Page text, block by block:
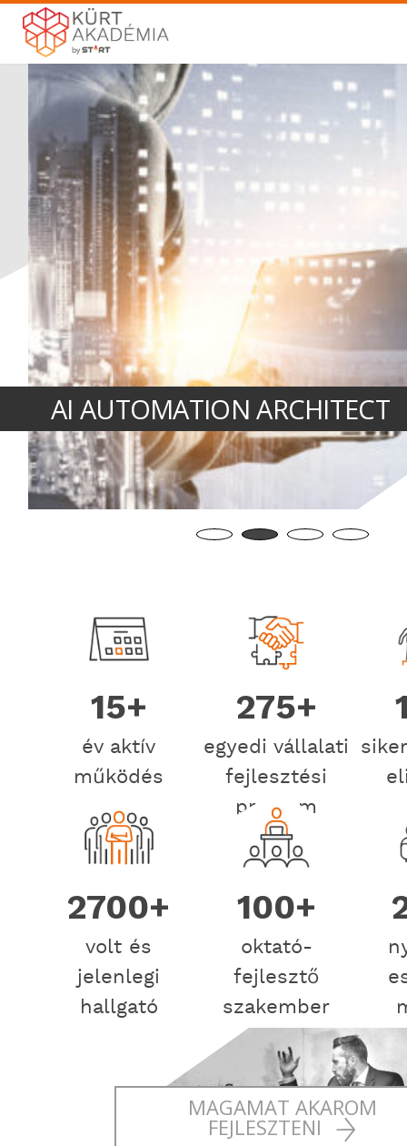
ALKALMAZOTT AGENTIC AI
A CHATGPT-N TÚL: ÉPÍTS OLYAN AI
AMELYEK NEM CSAK BESZÉLNEK, HANEM
15+
év aktív
működés
275+
egyedi vállalati
fejlesztési
program
2700+
volt és
jelenlegi
hallgató
100+
oktató-
fejlesztő
szakember
MAGAMAT AKAROM
FEJLESZTENI